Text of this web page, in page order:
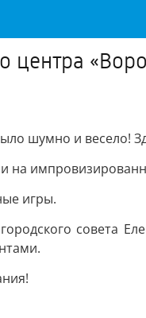
центра
шумно и весело!
на
игры.
совета